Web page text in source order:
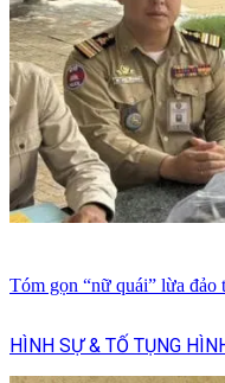
Tóm gọn “nữ quái” lừa đảo
HÌNH SỰ & TỐ TỤNG